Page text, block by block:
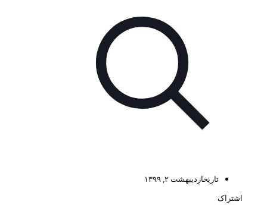
تاریخاردیبهشت ۲, ۱۳۹۹
اشتراک